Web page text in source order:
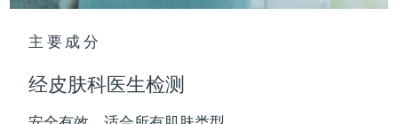
主要成分
经皮肤科医生检测
留尼汪
罗马尼亚
俄罗斯